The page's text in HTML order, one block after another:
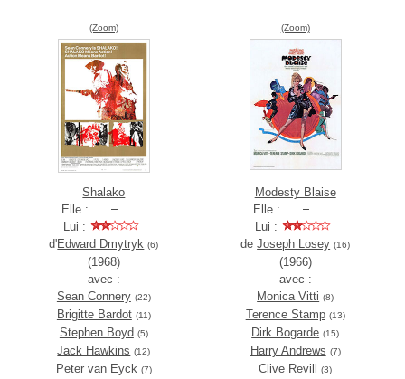
(Zoom)
Shalako
Elle :
Lui :
d'Edward Dmytryk (6)
(1968)
avec :
Sean Connery (22)
Brigitte Bardot (11)
Stephen Boyd (5)
Jack Hawkins (12)
Peter van Eyck (7)
(Zoom)
Modesty Blaise
Elle :
Lui :
deJoseph Losey (16)
(1966)
avec :
Monica Vitti (8)
Terence Stamp (13)
Dirk Bogarde (15)
Harry Andrews (7)
Clive Revill (3)